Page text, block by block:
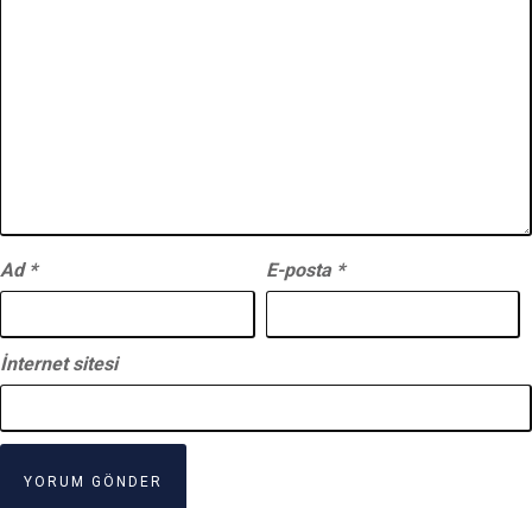
Ad * E-posta *
İnternet sitesi